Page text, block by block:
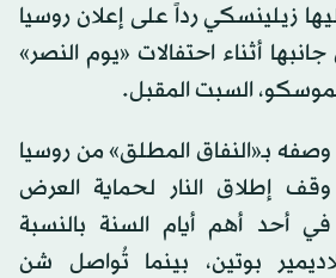
زيلينسكي رداً على إعلان روسيا
أثناء احتفالات «يوم النصر»
السبت المقبل.
بـ«النفاق المطلق» من روسيا
إطلاق النار لحماية العرض
أحد أهم أيام السنة بالنسبة
بوتين، بينما تُواصل شن